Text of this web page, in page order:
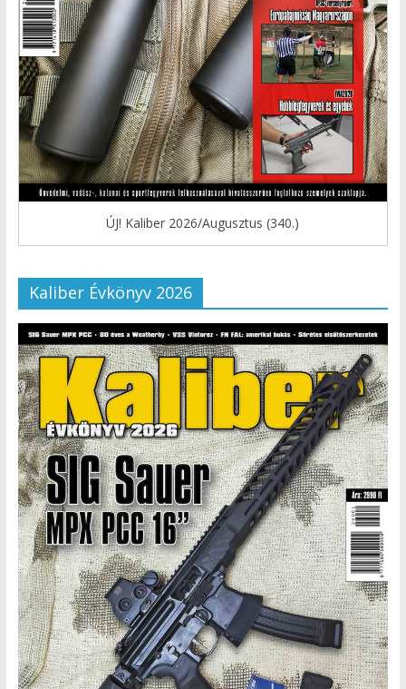
ÚJ! Kaliber 2026/Augusztus (340.)
Kaliber Évkönyv 2026